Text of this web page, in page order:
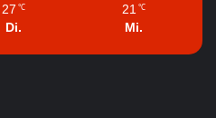
27 ℃
Di.
21 ℃
Mi.